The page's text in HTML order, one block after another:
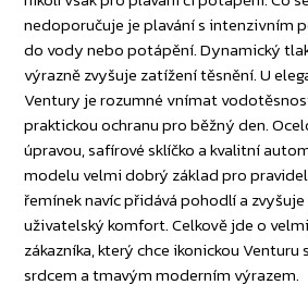
nedoporučuje je plavání s intenzivním
do vody nebo potápění. Dynamický
výrazně zvyšuje zatížení těsnění. U
Ventury je rozumné vnímat
praktickou ochranu pro běžný den.
úpravou, safírové sklíčko a kvalitní
modelu velmi dobrý základ pro
řemínek navíc přidává pohodlí a
uživatelský komfort. Celkově jde o
zákazníka, který chce ikonickou Venturu
srdcem a tmavým moderním výrazem.